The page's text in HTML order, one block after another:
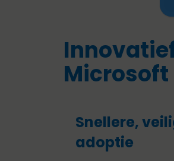
Microsoft
Snellere,
adoptie